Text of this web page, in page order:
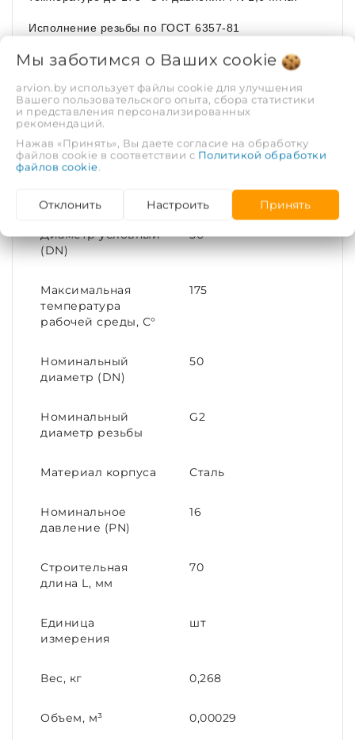
Исполнение резьбы по ГОСТ 6357-81
ХАРАКТЕРИСТИКИ
Рабочая среда Вода, пар | Газ
Рабочее давление,
МПа
1.6
Без покрытия
Диаметр условный
(DN)
50
Максимальная
температура
рабочей среды, С°
175
Номинальный
диаметр (DN)
50
Номинальный
диаметр резьбы
G2
Материал корпуса Сталь
Номинальное
давление (PN)
16
Строительная
длина L, мм
70
Единица
измерения
шт
Вес, кг 0,268
Объем, м³ 0,00029
Мы заботимся о Ваших cookie
arvion.by использует файлы cookie для улучшения
Вашего пользовательского опыта, сбора статистики
и представления персонализированных
рекомендаций.
Нажав «Принять», Вы даете согласие на обработку
файлов cookie в соответствии с Политикой обработки
файлов cookie.
Отклонить Настроить Принять